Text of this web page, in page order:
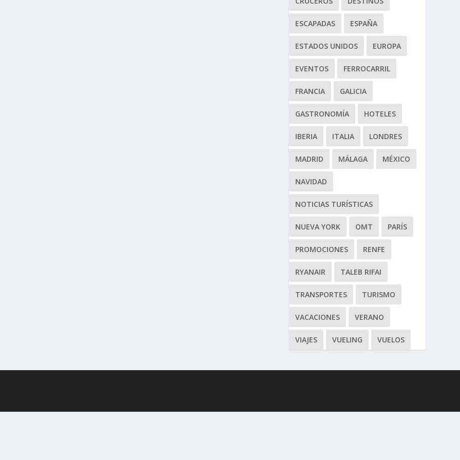
ESCAPADAS ESPAÑA
ESTADOS UNIDOS EUROPA
EVENTOS FERROCARRIL
FRANCIA GALICIA
GASTRONOMÍA HOTELES
IBERIA ITALIA LONDRES
MADRID MÁLAGA MÉXICO
NAVIDAD
NOTICIAS TURÍSTICAS
NUEVA YORK OMT PARÍS
PROMOCIONES RENFE
RYANAIR TALEB RIFAI
TRANSPORTES TURISMO
VACACIONES VERANO
VIAJES VUELING VUELOS